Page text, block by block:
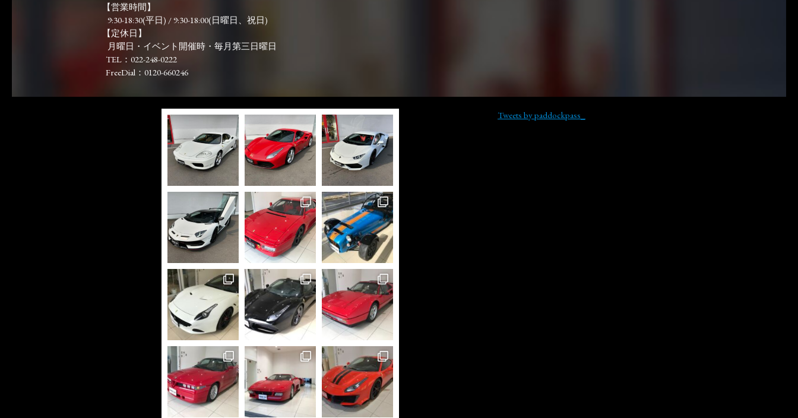
【営業時間】
9:30-18:30(平日) / 9:30-18:00(日曜日、祝日)
【定休日】
月曜日・イベント開催時・毎月第三日曜日
TEL：022-248-0222
FreeDial：0120-660246
Tweets by paddockpass_